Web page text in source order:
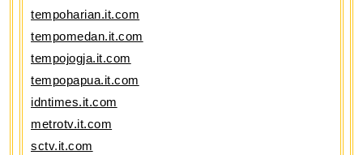
tempoharian.it.com
tempomedan.it.com
tempojogja.it.com
tempopapua.it.com
idntimes.it.com
metrotv.it.com
sctv.it.com